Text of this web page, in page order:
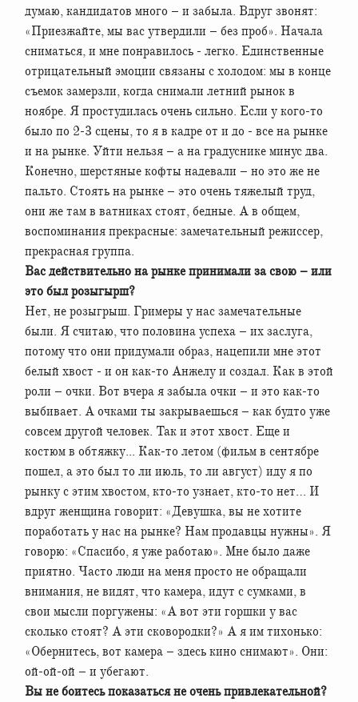
думаю, кандидатов много – и забыла. Вдруг звонят:
«Приезжайте, мы вас утвердили – без проб». Начала
сниматься, и мне понравилось - легко. Единственные
отрицательный эмоции связаны с холодом: мы в конце
съемок замерзли, когда снимали летний рынок в
ноябре. Я простудилась очень сильно. Если у кого-то
было по 2-3 сцены, то я в кадре от и до - все на рынке
и на рынке. Уйти нельзя – а на градуснике минус два.
Конечно, шерстяные кофты надевали – но это же не
пальто. Стоять на рынке – это очень тяжелый труд,
они же там в ватниках стоят, бедные. А в общем,
воспоминания прекрасные: замечательный режиссер,
прекрасная группа.
Вас действительно на рынке принимали за свою – или
это был розыгырш?
Нет, не розыгрыш. Гримеры у нас замечательные
были. Я считаю, что половина успеха – их заслуга,
потому что они придумали образ, нацепили мне этот
белый хвост - и он как-то Анжелу и создал. Как в этой
роли – очки. Вот вчера я забыла очки – и это как-то
выбивает. А очками ты закрываешься – как будто уже
совсем другой человек. Так и этот хвост. Еще и
костюм в обтяжку... Как-то летом (фильм в сентябре
пошел, а это был то ли июль, то ли август) иду я по
рынку с этим хвостом, кто-то узнает, кто-то нет… И
вдруг женщина говорит: «Девушка, вы не хотите
поработать у нас на рынке? Нам продавцы нужны». Я
говорю: «Спасибо, я уже работаю». Мне было даже
приятно. Часто люди на меня просто не обращали
внимания, не видят, что камера, идут с сумками, в
свои мысли поргужены: «А вот эти горшки у вас
сколько стоят? А эти сковородки?» А я им тихонько:
«Обернитесь, вот камера – здесь кино снимают». Они:
ой-ой-ой – и убегают.
Вы не боитесь показаться не очень привлекательной?